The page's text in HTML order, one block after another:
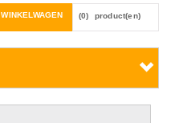
WINKELWAGEN (0) product(en)